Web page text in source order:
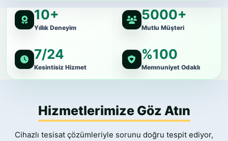
10+
Yıllık Deneyim
5000+
Mutlu Müşteri
7/24
Kesintisiz Hizmet
%100
Memnuniyet Odaklı
Hizmetlerimize Göz Atın
Cihazlı tesisat çözümleriyle sorunu doğru tespit ediyor,